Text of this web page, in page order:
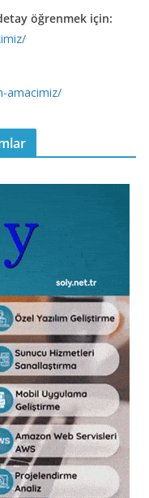
öğrenmek için:
amacimiz/